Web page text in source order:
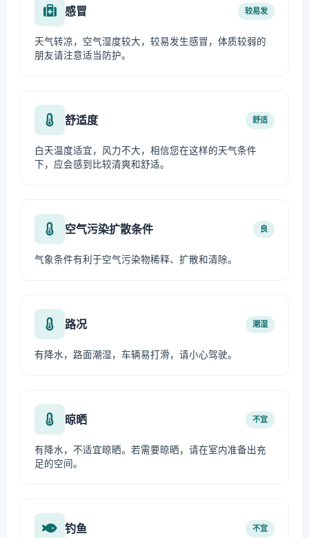
感冒 较易发
天气转凉，空气湿度较大，较易发生感冒，体质较弱的
朋友请注意适当防护。
舒适度 舒适
白天温度适宜，风力不大，相信您在这样的天气条件
下，应会感到比较清爽和舒适。
空气污染扩散条件 良
气象条件有利于空气污染物稀释、扩散和清除。
路况 潮湿
有降水，路面潮湿，车辆易打滑，请小心驾驶。
晾晒 不宜
有降水，不适宜晾晒。若需要晾晒，请在室内准备出充
足的空间。
钓鱼 不宜